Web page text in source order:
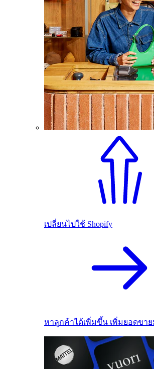
เปลี่ยนไปใช้ Shopify
หาลูกค้าได้เพิ่มขึ้น เพิ่มยอดขา